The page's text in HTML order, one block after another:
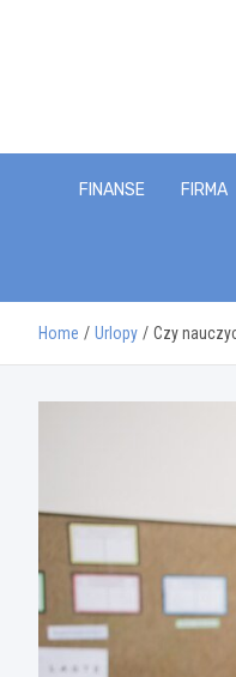
FINANSE FIRMA
Home Urlopy Czy